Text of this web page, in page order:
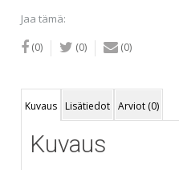
Jaa tämä:
(0) (0) (0)
Kuvaus Lisätiedot Arviot (0)
Kuvaus